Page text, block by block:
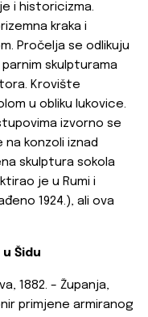
i historicizma.
kraka i
Pročelja se odlikuju
skulpturama
Krovište
u obliku lukovice.
izvorno se
na konzoli iznad
skulptura sokola
je u Rumi i
1924.), ali ova
Šidu
1882. – Županja,
primjene armiranog